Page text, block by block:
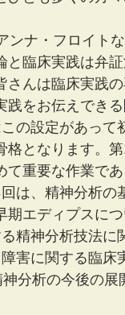
ンナ・フロイト
臨床実践は弁
さんは臨床実践
をお伝えできる
の設定があって
格となります。
て重要な作業で
は、精神分析の
エディプスにつ
精神分析技法に
害に関する臨床
分析の今後の展